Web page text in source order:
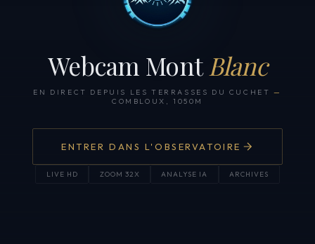
Webcam Mont Blanc
EN DIRECT DEPUIS LES TERRASSES DU CUCHET —
COMBLOUX, 1050M
ENTRER DANS L'OBSERVATOIRE
LIVE HD ZOOM 32X ANALYSE IA ARCHIVES